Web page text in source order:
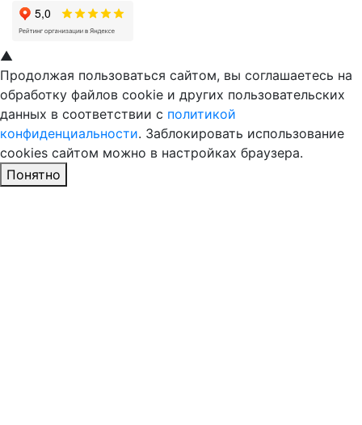
▲
Продолжая пользоваться сайтом, вы соглашаетесь на
обработку файлов cookie и других пользовательских
данных в соответствии с политикой
конфиденциальности. Заблокировать использование
cookies сайтом можно в настройках браузера.
Понятно